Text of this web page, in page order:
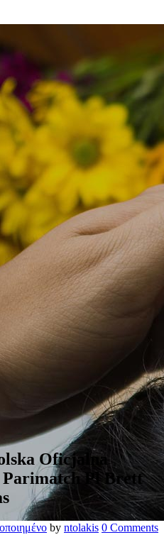
Oficjalna
Pl Brett
by ntolakis 0 Comments